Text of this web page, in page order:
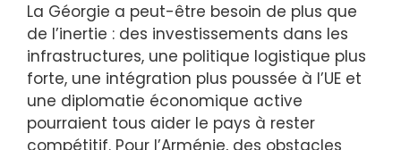
La Géorgie a peut-être besoin de plus que
de l’inertie : des investissements dans les
infrastructures, une politique logistique plus
forte, une intégration plus poussée à l’UE et
une diplomatie économique active
pourraient tous aider le pays à rester